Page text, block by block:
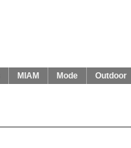
MIAM Mode Outdoor